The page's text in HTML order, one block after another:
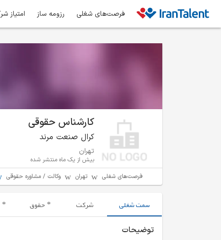
فرصت‌های شغلی رزومه ساز امتیاز
کارشناس حقوقی
کرال صنعت مرند
تهران
بیش از یک ماه منتشر شده
فرصت‌های شغلی
تهران وکالت / مشاوره حقوقی
سمت شغلی شرکت حقوق
توضیحات